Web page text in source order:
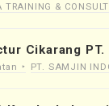
TRAINING &
Cikarang
PT. SAMJIN